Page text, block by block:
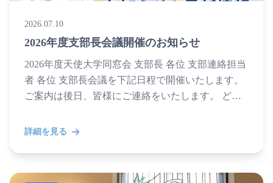
2026.07.10
2026年度支部長会議開催のお知らせ
2026年度天使大学同窓会 支部長 各位 支部連絡担当
者 各位 支部長会議を下記日程で開催いたします。
ご案内は後日、皆様にご連絡をいたします。 どう
詳細を見る